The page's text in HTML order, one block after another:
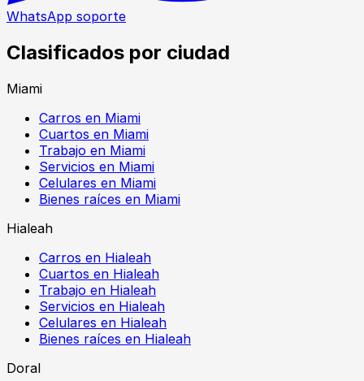
WhatsApp soporte
Clasificados por ciudad
Miami
Carros en Miami
Cuartos en Miami
Trabajo en Miami
Servicios en Miami
Celulares en Miami
Bienes raíces en Miami
Hialeah
Carros en Hialeah
Cuartos en Hialeah
Trabajo en Hialeah
Servicios en Hialeah
Celulares en Hialeah
Bienes raíces en Hialeah
Doral